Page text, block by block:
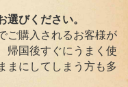
びください。
ご購入されるお客様が
帰国後すぐにうまく使
まにしてしまう方も多